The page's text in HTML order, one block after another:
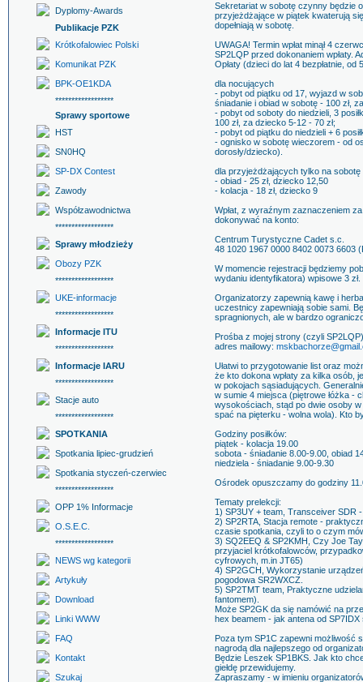
Dyplomy-Awards
Publikacje PZK
Krótkofalowiec Polski
Komunikat PZK
BPK-OE1KDA
******************
Sprawy sportowe
HST
SN0HQ
SP-DX Contest
Zawody
Współzawodnictwa
******************
Sprawy młodzieży
Obozy PZK
******************
UKE-informacje
******************
Informacje ITU
******************
Informacje IARU
******************
Stacje auto
******************
SPOTKANIA
Spotkania lipiec-grudzień
Spotkania styczeń-czerwiec
******************
OPP 1% Informacje
O.S.E.C.
******************
NEWS wg kategorii
Artykuły
Download
Linki WWW
FAQ
Kontakt
Szukaj
Sekretariat w sobotę czynny będzie
przyjeżdżające w piątek kwaterują
dopełniają w sobotę.
UWAGA! Termin wpłat minął 4
SP2LQP przed dokonaniem wpłaty.
Opłaty (dzieci do lat 4 bezpłatnie, od
dla nocujących
- pobyt od piątku od 17, wyjazd w
śniadanie i obiad w sobotę - 100 zł,
- pobyt od soboty do niedzieli, 3
100 zł, za dziecko 5-12 - 70 zł;
- pobyt od piątku do niedzieli + 6
- ognisko w sobotę wieczorem - od
dorosły/dziecko).
dla przyjeżdżających tylko na sobotę
- obiad - 25 zł, dziecko 12,50
- kolacja - 18 zł, dziecko 9
Wpłat, z wyraźnym zaznaczeniem
dokonywać na konto:
Centrum Turystyczne Cadet s.c.
48 1020 1967 0000 8402 0073 6603
W momencie rejestracji będziemy
wydaniu identyfikatora) wpisowe 3
Organizatorzy zapewnią kawę i
uczestnicy zapewniają sobie sami.
spragnionych, ale w bardzo
Prośba z mojej strony (czyli
adres mailowy:
Ułatwi to przygotowanie list oraz
że kto dokona wpłaty za kilka osób,
w pokojach sąsiadujących.
w sumie 4 miejsca (piętrowe łóżka -
wysokościach, stąd po dwie osoby
spać na pięterku - wolna wola). Kto
Godziny posiłków:
piątek - kolacja 19.00
sobota - śniadanie 8.00-9.00, obiad
niedziela - śniadanie 9.00-9.30
Ośrodek opuszczamy do godziny
Tematy prelekcji:
1) SP3UY + team, Transceiver SDR
2) SP2RTA, Stacja remote -
czasie spotkania, czyli to o czym
3) SQ2EEQ & SP2KMH, Czy Joe
przyjaciel krótkofalowców,
cyfrowych, m.in JT65)
4) SP2GCH, Wykorzystanie
pogodowa SR2WXCZ.
5) SP2TMT team, Praktyczne
fantomem).
Może SP2GK da się namówić na
hex beamem - jak antena od SP7IDX
Poza tym SP1C zapewni możliwość
nagrodą dla najlepszego od
Będzie Leszek SP1BKS. Jak kto
giełdę przewidujemy.
Zapraszamy - w imieniu